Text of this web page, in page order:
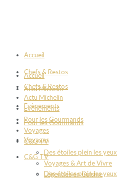
Accueil
Chefs & Restos
Actu Michelin
Evènements
Pour les Gourmands
Voyages
C&G TV
Des étoiles plein les yeux
Accueil
Chefs & Restos
Actu Michelin
Evènements
Pour les Gourmands
Voyages
C&G TV
Des étoiles plein les yeux
Voyages & Art de Vivre
Légendes en Cuisine